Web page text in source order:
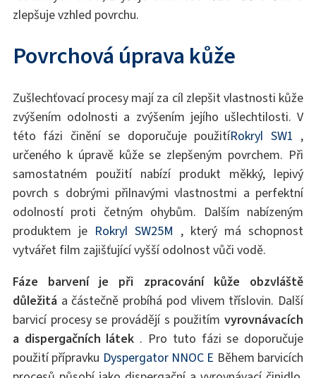
zlepšuje vzhled povrchu.
Povrchová úprava kůže
Zušlechťovací procesy mají za cíl zlepšit vlastnosti kůže
zvýšením odolnosti a zvýšením jejího ušlechtilosti. V
této fázi činění se doporučuje použitíRokryl SW1 ,
určeného k úpravě kůže se zlepšeným povrchem. Při
samostatném použití nabízí produkt měkký, lepivý
povrch s dobrými přilnavými vlastnostmi a perfektní
odolností proti četným ohybům. Dalším nabízeným
produktem je Rokryl SW25M , který má schopnost
vytvářet film zajišťující vyšší odolnost vůči vodě.
Fáze barvení je při zpracování kůže obzvláště
důležitáa částečně probíhá pod vlivem tříslovin. Další
barvicí procesy se provádějí s použitímvyrovnávacích
a dispergačních látek . Pro tuto fázi se doporučuje
použití přípravku Dyspergator NNOC E Během barvicích